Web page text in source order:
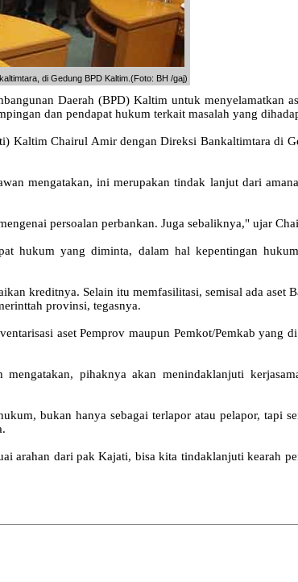
di Gedung BPD Kaltim.(Foto: BH /gaj)
Daerah (BPD) Kaltim untuk menyelamatkan
dan pendapat hukum terkait masalah yang
Kaltim Chairul Amir dengan Direksi Bankaltimtara di
mengatakan, ini merupakan tindak lanjut dari
persoalan perbankan. Juga sebaliknya," ujar
hukum yang diminta, dalam hal kepentingan
kreditnya. Selain itu memfasilitasi, semisal ada aset
provinsi, tegasnya.
aset Pemprov maupun Pemkot/Pemkab yang
pihaknya akan menindaklanjuti
bukan hanya sebagai terlapor atau pelapor, tapi
arahan dari pak Kajati, bisa kita tindaklanjuti kearah